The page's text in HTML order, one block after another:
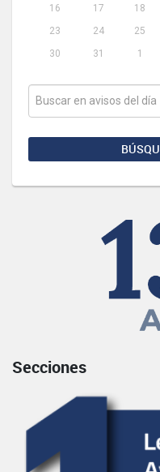
16
17 18
23
24 25
30
31 1
Secciones